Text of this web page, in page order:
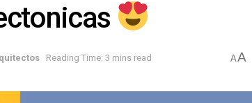
Reading Time: 3 mins read AA